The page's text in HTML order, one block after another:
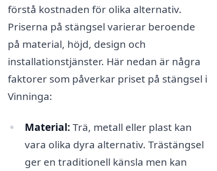
förstå kostnaden för olika alternativ.
Priserna på stängsel varierar beroende
på material, höjd, design och
installationstjänster. Här nedan är några
faktorer som påverkar priset på stängsel i
Vinninga:
Material: Trä, metall eller plast kan
vara olika dyra alternativ. Trästängsel
ger en traditionell känsla men kan